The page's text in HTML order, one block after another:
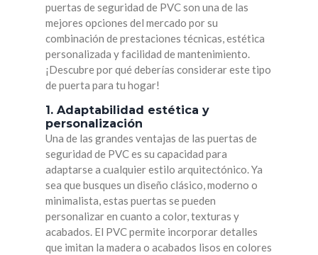
puertas de seguridad de PVC son una de las
mejores opciones del mercado por su
combinación de prestaciones técnicas, estética
personalizada y facilidad de mantenimiento.
¡Descubre por qué deberías considerar este tipo
de puerta para tu hogar!
1. Adaptabilidad estética y
personalización
Una de las grandes ventajas de las puertas de
seguridad de PVC es su capacidad para
adaptarse a cualquier estilo arquitectónico. Ya
sea que busques un diseño clásico, moderno o
minimalista, estas puertas se pueden
personalizar en cuanto a color, texturas y
acabados. El PVC permite incorporar detalles
que imitan la madera o acabados lisos en colores